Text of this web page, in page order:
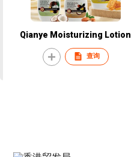
Qianye Moisturizing Lotion
查询